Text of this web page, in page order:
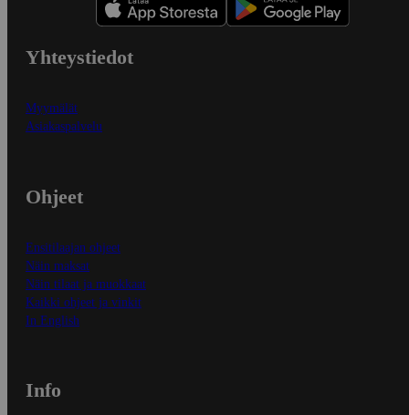
Yhteystiedot
Myymälät
Asiakaspalvelu
Ohjeet
Ensitilaajan ohjeet
Näin maksat
Näin tilaat ja muokkaat
Kaikki ohjeet ja vinkit
In English
Info